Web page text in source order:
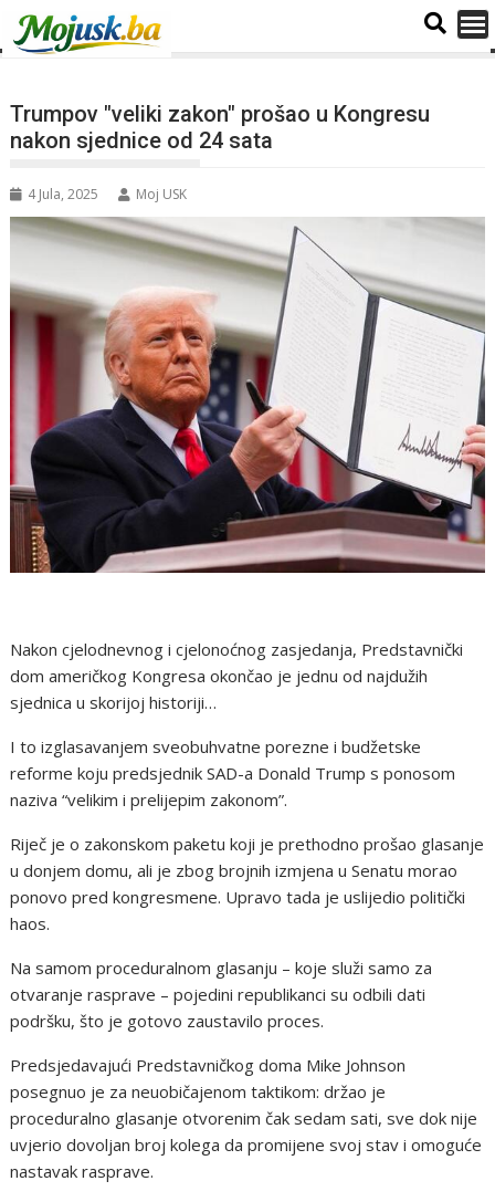
Trumpov "veliki zakon" prošao u Kongresu
nakon sjednice od 24 sata
4 Jula, 2025 Moj USK
Nakon cjelodnevnog i cjelonoćnog zasjedanja, Predstavnički
dom američkog Kongresa okončao je jednu od najdužih
sjednica u skorijoj historiji…
I to izglasavanjem sveobuhvatne porezne i budžetske
reforme koju predsjednik SAD-a Donald Trump s ponosom
naziva “velikim i prelijepim zakonom”.
Riječ je o zakonskom paketu koji je prethodno prošao glasanje
u donjem domu, ali je zbog brojnih izmjena u Senatu morao
ponovo pred kongresmene. Upravo tada je uslijedio politički
haos.
Na samom proceduralnom glasanju – koje služi samo za
otvaranje rasprave – pojedini republikanci su odbili dati
podršku, što je gotovo zaustavilo proces.
Predsjedavajući Predstavničkog doma Mike Johnson
posegnuo je za neuobičajenom taktikom: držao je
proceduralno glasanje otvorenim čak sedam sati, sve dok nije
uvjerio dovoljan broj kolega da promijene svoj stav i omoguće
nastavak rasprave.